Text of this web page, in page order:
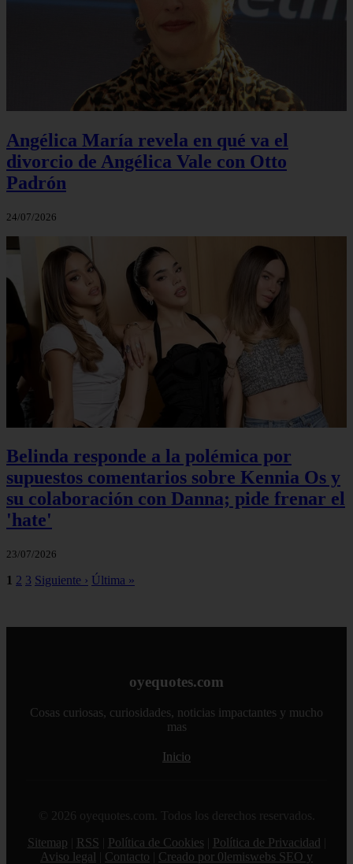
Angélica María revela en qué va el
divorcio de Angélica Vale con Otto
Padrón
24/07/2026
Belinda responde a la polémica por
supuestos comentarios sobre Kennia Os y
su colaboración con Danna; pide frenar el
'hate'
23/07/2026
1 2 3 Siguiente › Última »
oyequotes.com
Cosas curiosas, curiosidades, noticias impactantes y mucho
mas
Inicio
© 2026 oyequotes.com. Todos los derechos reservados.
Sitemap
RSS Política de Cookies Política de Privacidad
Aviso legal
Contacto
Creado por 0lemiswebs SEO y